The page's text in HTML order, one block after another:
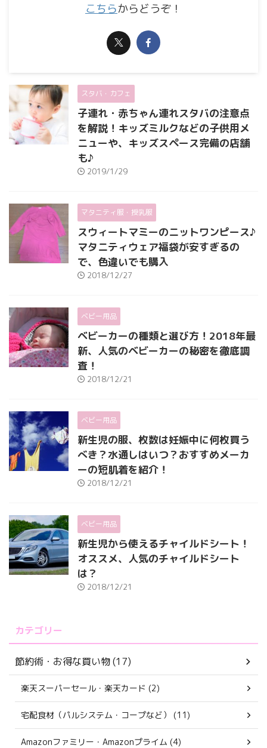
こちらからどうぞ！
スタバ・カフェ
子連れ・赤ちゃん連れスタバの注意点
を解説！キッズミルクなどの子供用メ
ニューや、キッズスペース完備の店舗
も♪
2019/1/29
マタニティ服・授乳服
スウィートマミーのニットワンピース♪
マタニティウェア福袋が安すぎるの
で、色違いでも購入
2018/12/27
ベビー用品
ベビーカーの種類と選び方！2018年最
新、人気のベビーカーの秘密を徹底調
査！
2018/12/21
ベビー用品
新生児の服、枚数は妊娠中に何枚買う
べき？水通しはいつ？おすすめメーカ
ーの短肌着を紹介！
2018/12/21
ベビー用品
新生児から使えるチャイルドシート！
オススメ、人気のチャイルドシート
は？
2018/12/21
カテゴリー
節約術・お得な買い物 (17)
楽天スーパーセール・楽天カード (2)
宅配食材（パルシステム・コープなど） (11)
Amazonファミリー・Amazonプライム (4)